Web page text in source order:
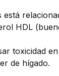
está
HDL
toxicidad
de hígado.